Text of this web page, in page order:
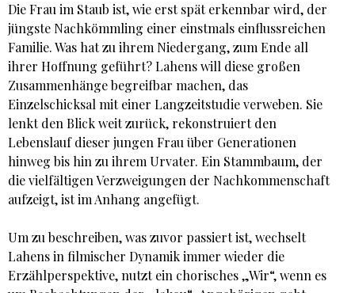
Die Frau im Staub ist, wie erst spät erkennbar wird, der
jüngste Nachkömmling einer einstmals einflussreichen
Familie. Was hat zu ihrem Niedergang, zum Ende all
ihrer Hoffnung geführt? Lahens will diese großen
Zusammenhänge begreifbar machen, das
Einzelschicksal mit einer Langzeitstudie verweben. Sie
lenkt den Blick weit zurück, rekonstruiert den
Lebenslauf dieser jungen Frau über Generationen
hinweg bis hin zu ihrem Urvater. Ein Stammbaum, der
die vielfältigen Verzweigungen der Nachkommenschaft
aufzeigt, ist im Anhang angefügt.
Um zu beschreiben, was zuvor passiert ist, wechselt
Lahens in filmischer Dynamik immer wieder die
Erzählperspektive, nutzt ein chorisches „Wir“, wenn es